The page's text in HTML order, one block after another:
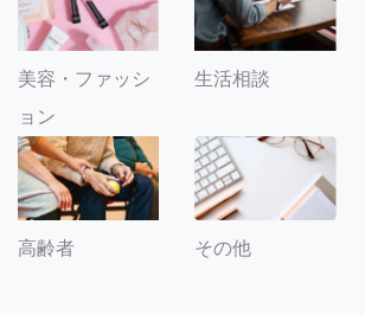
美容・ファッシ
ョン
生活相談
高齢者 その他